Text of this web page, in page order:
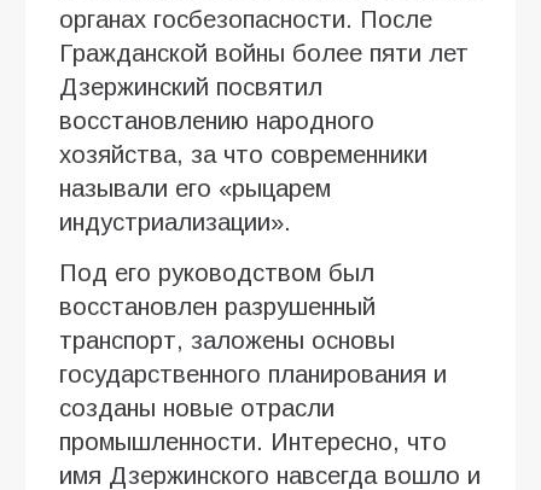
органах госбезопасности. После
Гражданской войны более пяти лет
Дзержинский посвятил
восстановлению народного
хозяйства, за что современники
называли его «рыцарем
индустриализации».
Под его руководством был
восстановлен разрушенный
транспорт, заложены основы
государственного планирования и
созданы новые отрасли
промышленности. Интересно, что
имя Дзержинского навсегда вошло и